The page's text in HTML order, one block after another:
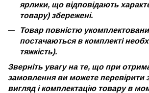
ярлики, що відповідають
товару) збережені.
Товар повністю
постачаються в комплекті
тяжкість).
Зверніть увагу на те, що при
замовлення ви можете перевірити
вигляд і комплектацію товару в